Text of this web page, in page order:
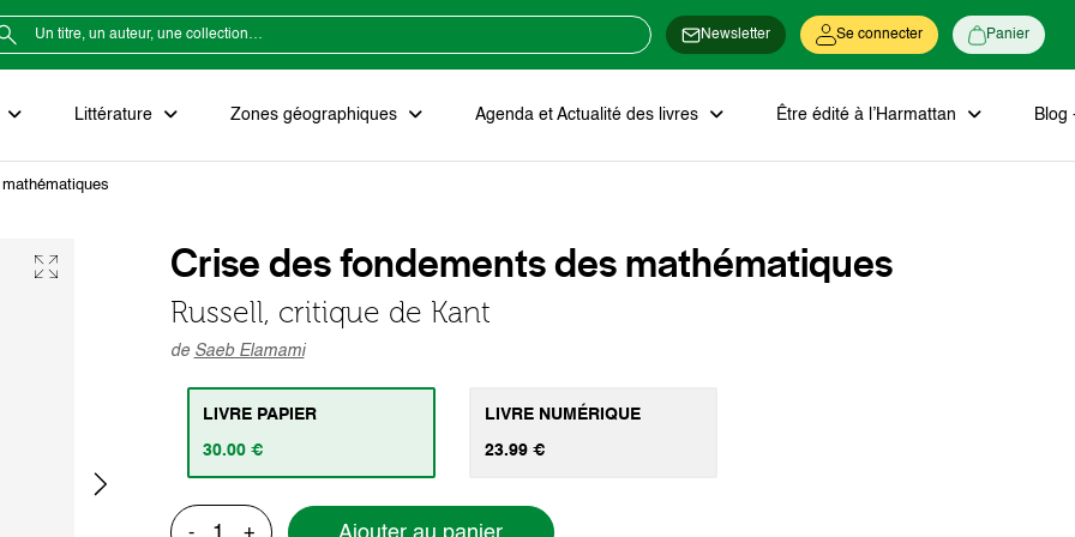
Newsletter Se connecter Panier
Littérature Zones géographiques Agenda et Actualité des livres Être édité à l’Harmattan Blog
Crise des fondements des mathématiques
Russell, critique de Kant
de Saeb Elamami
LIVRE PAPIER
30.00 €
LIVRE NUMÉRIQUE
23.99 €
- +